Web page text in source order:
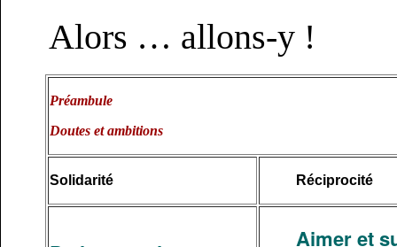
Alors … allons-y !
Préambule
Doutes et ambitions
Solidarité Réciprocité
Aimer et